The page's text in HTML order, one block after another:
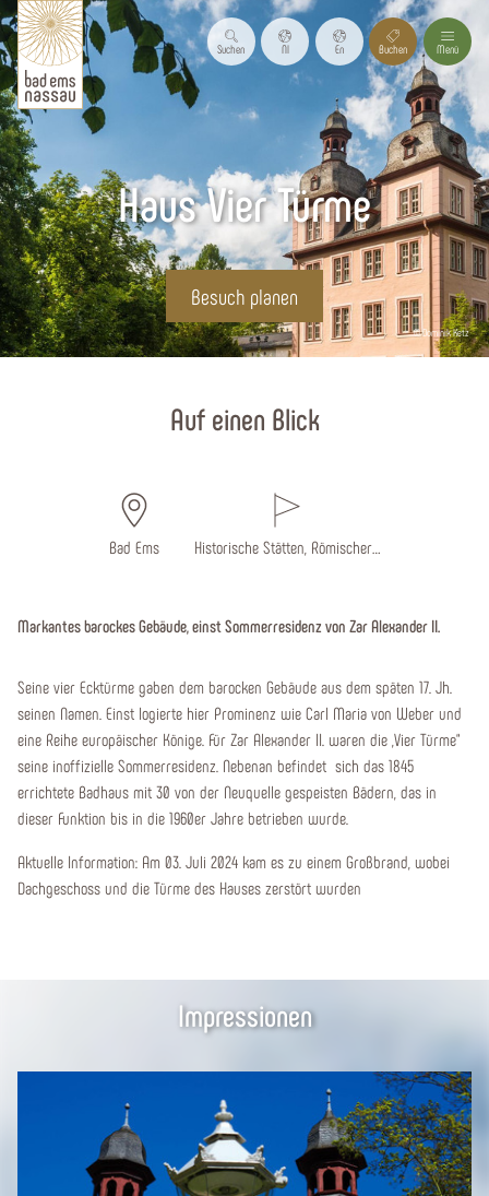
Suchen Nl En Buchen Menü
© Dominik Ketz
Haus Vier Türme
Besuch planen
Auf einen Blick
Bad Ems Historische Stätten, Römischer…
Markantes barockes Gebäude, einst Sommerresidenz von Zar Alexander II.
Seine vier Ecktürme gaben dem barocken Gebäude aus dem späten 17. Jh.
seinen Namen. Einst logierte hier Prominenz wie Carl Maria von Weber und
eine Reihe europäischer Könige. Für Zar Alexander II. waren die „Vier Türme“
seine inoffizielle Sommerresidenz. Nebenan befindet sich das 1845
errichtete Badhaus mit 30 von der Neuquelle gespeisten Bädern, das in
dieser Funktion bis in die 1960er Jahre betrieben wurde.
Aktuelle Information: Am 03. Juli 2024 kam es zu einem Großbrand, wobei
Dachgeschoss und die Türme des Hauses zerstört wurden
Impressionen